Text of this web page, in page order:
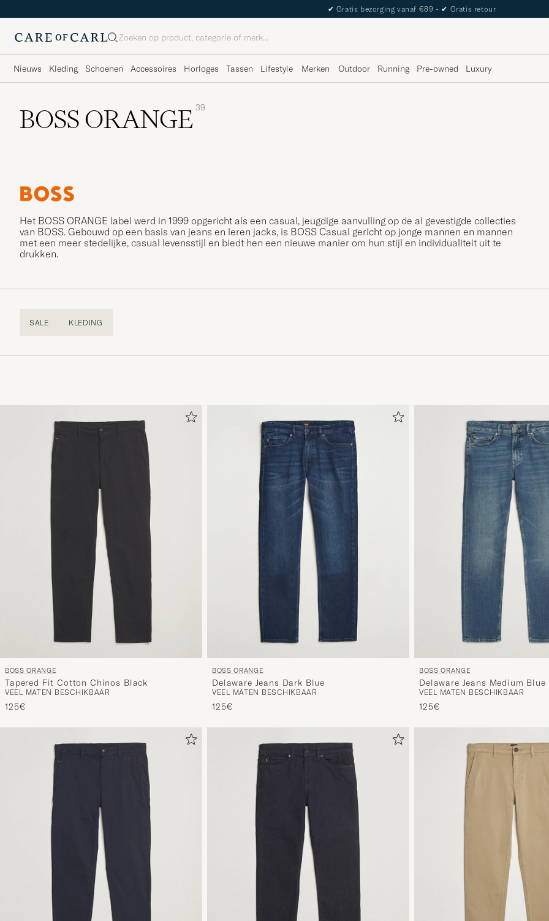
The Care of Carl Passport
Zoeken
Nieuws Kleding Schoenen Accessoires Horloges Tassen Lifestyle Merken Outdoor Running Pre-owned Luxury
BOSS ORANGE 39
Het BOSS ORANGE label werd in 1999 opgericht als een casual, jeugdige aanvulling op de al gevestigde collecties
van BOSS. Gebouwd op een basis van jeans en leren jacks, is BOSS Casual gericht op jonge mannen en mannen
met een meer stedelijke, casual levensstijl en biedt hen een nieuwe manier om hun stijl en individualiteit uit te
drukken.
SALE KLEDING
BOSS ORANGE
Tapered Fit Cotton Chinos Black
VEEL MATEN BESCHIKBAAR
125€
BOSS ORANGE
Delaware Jeans Dark Blue
VEEL MATEN BESCHIKBAAR
125€
BOSS ORANGE
Delaware Jeans Medium Blue
VEEL MATEN BESCHIKBAAR
125€